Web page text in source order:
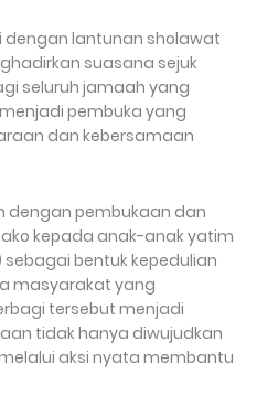
dengan lantunan sholawat
suasana sejuk
seluruh jamaah yang
pembuka yang
dan kebersamaan
dengan pembukaan dan
kepada anak-anak yatim
sebagai bentuk kepedulian
masyarakat yang
tersebut menjadi
tidak hanya diwujudkan
aksi nyata membantu